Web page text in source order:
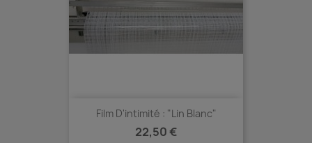
Film D'intimité : "Lin Blanc"
Prix
22,50 €